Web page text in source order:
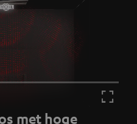
Loaded:
met hoge